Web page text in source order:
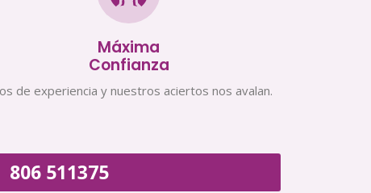
Máxima
Confianza
de experiencia y nuestros aciertos nos avalan.
806 511375